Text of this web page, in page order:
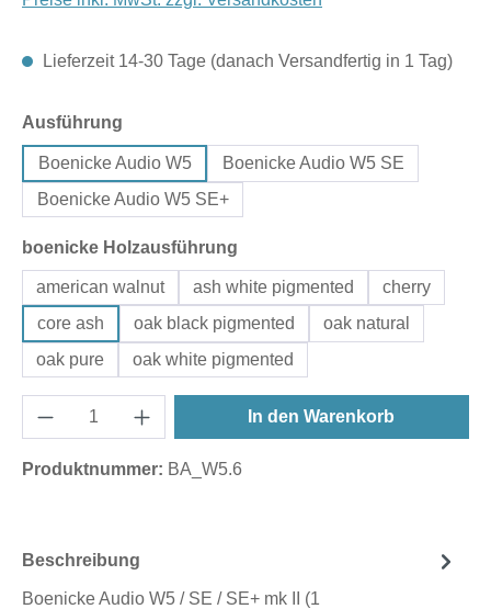
Lieferzeit 14-30 Tage (danach Versandfertig in 1 Tag)
Ausführung
Boenicke Audio W5
Boenicke Audio W5 SE
Boenicke Audio W5 SE+
boenicke Holzausführung
american walnut ash white pigmented
cherry
core ash
oak black pigmented
oak natural
oak pure
oak white pigmented
In den Warenkorb
Produktnummer: BA_W5.6
Beschreibung
Boenicke Audio W5 / SE / SE+ mk II (1